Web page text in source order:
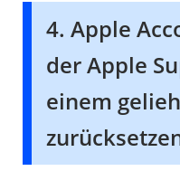
4. Apple
der Apple
einem